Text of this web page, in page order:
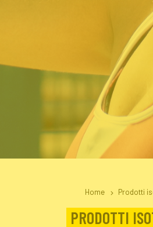
Home Prodotti
PRODOTTI